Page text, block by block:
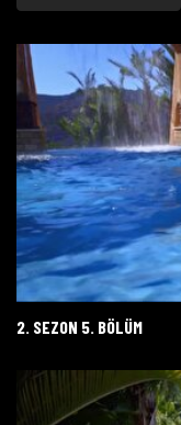
2. SEZON 5. BÖLÜM